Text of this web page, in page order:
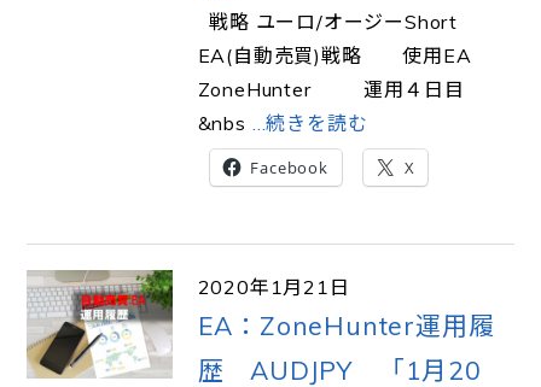
戦略 ユーロ/オージーShort
EA(自動売買)戦略 使用EA
ZoneHunter 運用４日目
&nbs …続きを読む
Facebook X
2020年1月21日
EA：ZoneHunter運用履
歴 AUDJPY 「1月20